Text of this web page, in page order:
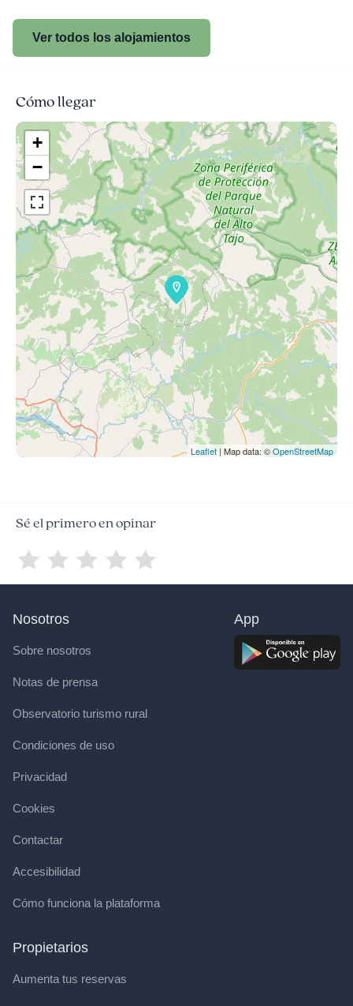
Ver todos los alojamientos
Cómo llegar
+
−
Leaflet | Map data: ©OpenStreetMap
Sé el primero en opinar
Nosotros
Sobre nosotros
Notas de prensa
Observatorio turismo rural
Condiciones de uso
Privacidad
Cookies
Contactar
Accesibilidad
Cómo funciona la plataforma
Propietarios
Aumenta tus reservas
App